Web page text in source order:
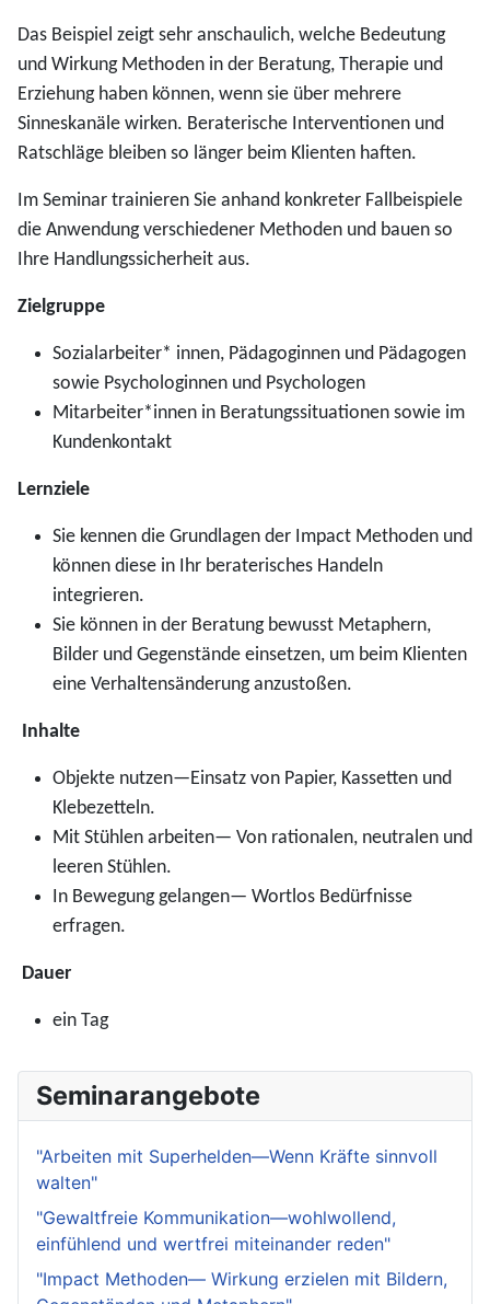
Das Beispiel zeigt sehr anschaulich, welche Bedeutung
und Wirkung Methoden in der Beratung, Therapie und
Erziehung haben können, wenn sie über mehrere
Sinneskanäle wirken. Beraterische Interventionen und
Ratschläge bleiben so länger beim Klienten haften.
Im Seminar trainieren Sie anhand konkreter Fallbeispiele
die Anwendung verschiedener Methoden und bauen so
Ihre Handlungssicherheit aus.
Zielgruppe
Sozialarbeiter* innen, Pädagoginnen und Pädagogen
sowie Psychologinnen und Psychologen
Mitarbeiter*innen in Beratungssituationen sowie im
Kundenkontakt
Lernziele
Sie kennen die Grundlagen der Impact Methoden und
können diese in Ihr beraterisches Handeln
integrieren.
Sie können in der Beratung bewusst Metaphern,
Bilder und Gegenstände einsetzen, um beim Klienten
eine Verhaltensänderung anzustoßen.
Inhalte
Objekte nutzen—Einsatz von Papier, Kassetten und
Klebezetteln.
Mit Stühlen arbeiten— Von rationalen, neutralen und
leeren Stühlen.
In Bewegung gelangen— Wortlos Bedürfnisse
erfragen.
Dauer
ein Tag
Seminarangebote
"Arbeiten mit Superhelden—Wenn Kräfte sinnvoll
walten"
"Gewaltfreie Kommunikation—wohlwollend,
einfühlend und wertfrei miteinander reden"
"Impact Methoden— Wirkung erzielen mit Bildern,